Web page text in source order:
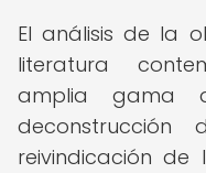
El análisis de la
literatura
amplia gama
reivindicación de